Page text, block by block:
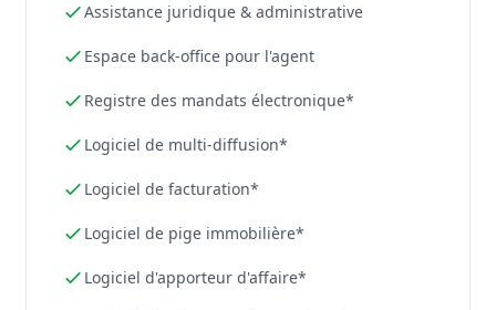
Assistance juridique & administrative
Espace back-office pour l'agent
Registre des mandats électronique*
Logiciel de multi-diffusion*
Logiciel de facturation*
Logiciel de pige immobilière*
Logiciel d'apporteur d'affaire*